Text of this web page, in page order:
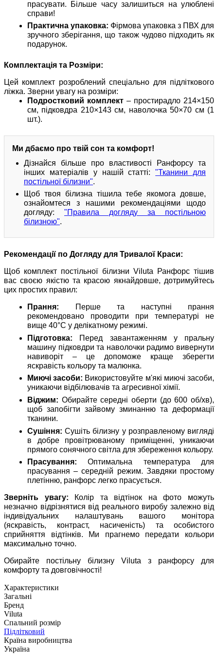
прасувати. Більше часу залишиться на улюблені
справи!
Практична упаковка: Фірмова упаковка з ПВХ для
зручного зберігання, що також чудово підходить як
подарунок.
Комплектація та Розміри:
Цей комплект розроблений спеціально для підліткового
ліжка. Зверни увагу на розміри:
Подростковий комплект – простирадло 214×150
см, підковдра 210×143 см, наволочка 50×70 см (1
шт.).
Ми дбаємо про твій сон та комфорт!
Дізнайся більше про властивості Ранфорсу та
інших матеріалів у нашій статті:"Тканини для
постільної білизни".
Щоб твоя білизна тішила тебе якомога довше,
ознайомтеся з нашими рекомендаціями щодо
догляду: "Правила догляду за постільною
білизною".
Рекомендації по Догляду для Тривалої Краси:
Щоб комплект постільної білизни Viluta Ранфорс тішив
вас своєю якістю та красою якнайдовше, дотримуйтесь
цих простих правил:
Прання: Перше та наступні прання
рекомендовано проводити при температурі не
вище 40°C у делікатному режимі.
Підготовка: Перед завантаженням у пральну
машину підковдри та наволочки радимо вивернути
навиворіт – це допоможе краще зберегти
яскравість кольору та малюнка.
Миючі засоби: Використовуйте м'які миючі засоби,
уникаючи відбілювачів та агресивної хімії.
Віджим: Обирайте середні оберти (до 600 об/хв),
щоб запобігти зайвому зминанню та деформації
тканини.
Сушіння: Сушіть білизну у розправленому вигляді
в добре провітрюваному приміщенні, уникаючи
прямого сонячного світла для збереження кольору.
Прасування: Оптимальна температура для
прасування – середній режим. Завдяки простому
плетінню, ранфорс легко прасується.
Зверніть увагу: Колір та відтінок на фото можуть
незначно відрізнятися від реального виробу залежно від
індивідуальних налаштувань вашого монітора
(яскравість, контраст, насиченість) та особистого
сприйняття відтінків. Ми прагнемо передати кольори
максимально точно.
Обирайте постільну білизну Viluta з ранфорсу для
комфорту та довговічності!
Характеристики
Загальні
Бренд
Viluta
Спальний розмір
Підлітковий
Країна виробництва
Україна